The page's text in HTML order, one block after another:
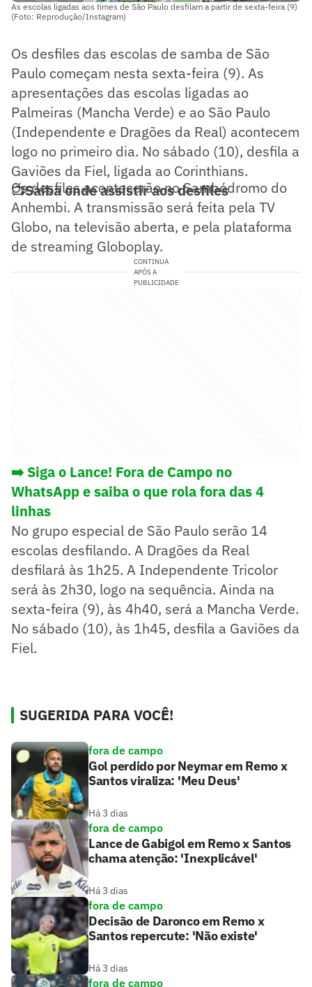
As escolas ligadas aos times de São Paulo desfilam a partir de sexta-feira (9)
(Foto: Reprodução/Instagram)
Os desfiles das escolas de samba de São
Paulo começam nesta sexta-feira (9). As
apresentações das escolas ligadas ao
Palmeiras (Mancha Verde) e ao São Paulo
(Independente e Dragões da Real) acontecem
logo no primeiro dia. No sábado (10), desfila a
Gaviões da Fiel, ligada ao Corinthians.
📺Saiba onde assistir aos desfiles
Os desfiles acontecerão no Sambódromo do
Anhembi. A transmissão será feita pela TV
Globo, na televisão aberta, e pela plataforma
de streaming Globoplay.
CONTINUA
APÓS A
PUBLICIDADE
➡️ Siga o Lance! Fora de Campo no
WhatsApp e saiba o que rola fora das 4
linhas
No grupo especial de São Paulo serão 14
escolas desfilando. A Dragões da Real
desfilará às 1h25. A Independente Tricolor
será às 2h30, logo na sequência. Ainda na
sexta-feira (9), às 4h40, será a Mancha Verde.
No sábado (10), às 1h45, desfila a Gaviões da
Fiel.
SUGERIDA PARA VOCÊ!
fora de campo
Gol perdido por Neymar em Remo x
Santos viraliza: 'Meu Deus'
Há 3 dias
fora de campo
Lance de Gabigol em Remo x Santos
chama atenção: 'Inexplicável'
Há 3 dias
fora de campo
Decisão de Daronco em Remo x
Santos repercute: 'Não existe'
Há 3 dias
fora de campo